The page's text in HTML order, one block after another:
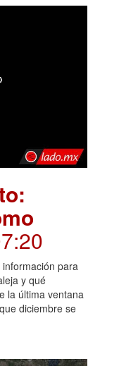
para
y qué
la última ventana
diciembre se